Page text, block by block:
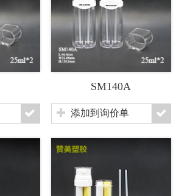
SM140A
添加到询价单